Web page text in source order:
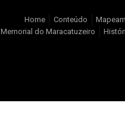
Home Conteúdo
Memorial do Maracatuzeiro